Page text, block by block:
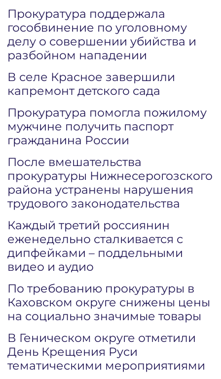
Прокуратура поддержала
гособвинение по уголовному
делу о совершении убийства и
разбойном нападении
В селе Красное завершили
капремонт детского сада
Прокуратура помогла пожилому
мужчине получить паспорт
гражданина России
После вмешательства
прокуратуры Нижнесерогозского
района устранены нарушения
трудового законодательства
Каждый третий россиянин
еженедельно сталкивается с
дипфейками – поддельными
видео и аудио
По требованию прокуратуры в
Каховском округе снижены цены
на социально значимые товары
В Геническом округе отметили
День Крещения Руси
тематическими мероприятиями